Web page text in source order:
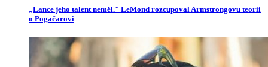
„Lance jeho talent neměl." LeMond rozcupoval Armstrongovu teorii
o Pogačarovi